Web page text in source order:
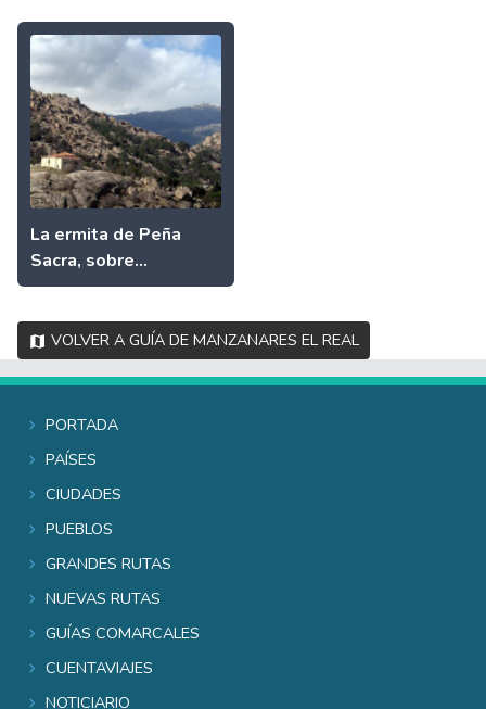
La ermita de Peña
Sacra, sobre...
Volver a Guía de Manzanares el Real
Portada
Países
Ciudades
Pueblos
Grandes rutas
Nuevas rutas
Guías comarcales
Cuentaviajes
Noticiario